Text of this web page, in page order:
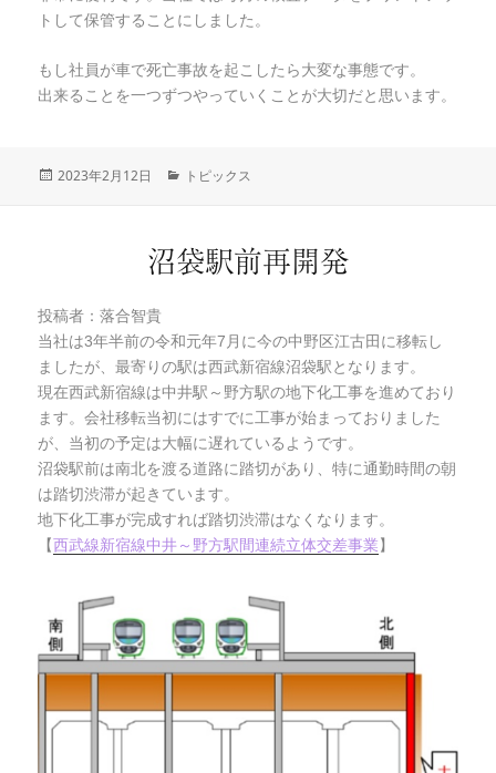
トして保管することにしました。
もし社員が車で死亡事故を起こしたら大変な事態です。
出来ることを一つずつやっていくことが大切だと思います。
投
2023年2月12日
カ
ー
トピックス
沼袋駅前再開発
投稿者：落合智貴
当社は3年半前の令和元年7月に今の中野区江古田に移転し
ましたが、最寄りの駅は西武新宿線沼袋駅となります。
現在西武新宿線は中井駅～野方駅の地下化工事を進めており
ます。会社移転当初にはすでに工事が始まっておりました
が、当初の予定は大幅に遅れているようです。
沼袋駅前は南北を渡る道路に踏切があり、特に通勤時間の朝
は踏切渋滞が起きています。
地下化工事が完成すれば踏切渋滞はなくなります。
【西武線新宿線中井～野方駅間連続立体交差事業】